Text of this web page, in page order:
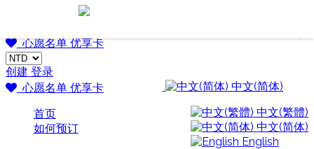
Go Japan 桃子・樂日本
心愿名单优享卡
创建 登录
中文(简体)
中文(繁體)
中文(简体)
English
心愿名单 优享卡
首页
如何预订